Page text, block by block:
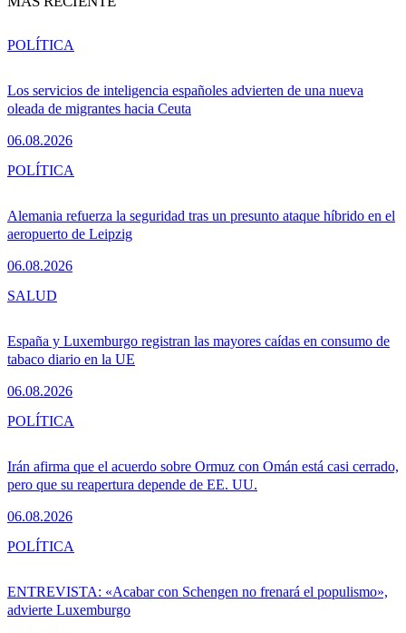
Los servicios de inteligencia españoles advierten de una nueva
oleada de migrantes hacia Ceuta
06.08.2026
POLÍTICA
Alemania refuerza la seguridad tras un presunto ataque híbrido en el
aeropuerto de Leipzig
06.08.2026
POLÍTICA
España y Luxemburgo registran las mayores caídas en consumo de
tabaco diario en la UE
06.08.2026
SALUD
Irán afirma que el acuerdo sobre Ormuz con Omán está casi cerrado,
pero que su reapertura depende de EE. UU.
06.08.2026
POLÍTICA
ENTREVISTA: «Acabar con Schengen no frenará el populismo»,
advierte Luxemburgo
POLÍTICA